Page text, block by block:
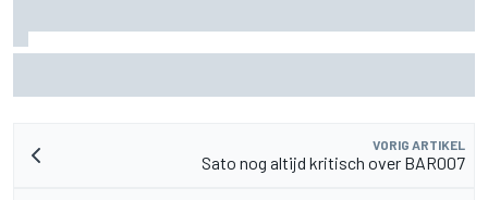
VORIG ARTIKEL
Sato nog altijd kritisch over BAR007